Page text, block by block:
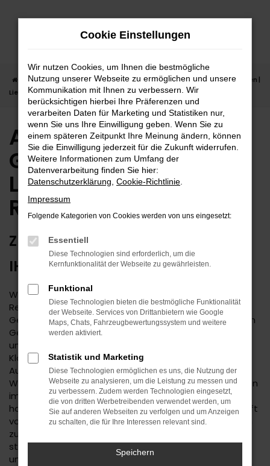
Zum
Startseite Reutlingen Audi Audi Q3
Audi Q3 Gebrauchtwagen |
Lieferservice nach Reutlingen
Audi Q3
Gebrauchtwagen |
Lieferservice nach
Reutlingen
ZUVERLÄSSIG FÜR REUTLINGEN –
IHR AUDI Q3 GEBRAUCHTWAGEN
Wenn Sie einen zuverlässigen Mobilitätspartner für
Reutlingen suchen, empfehlen wir Ihnen einen Audi Q3
Gebrauchtwagen. Dieses Modell hat in jeder bisherigen
Generation seine Langlebigkeit unter Beweis gestellt
und befindet sich längst auf dem Weg zu einem
Klassiker. Kennzeichnend ist das hohe
Ausstattungslevel sowie die Effizienz der Motoren.
Wenn Sie Ihren Audi Q3 Gebrauchtwagen für Reutlingen
im Autohaus Daub kaufen, profitieren Sie von unseren
hohen Qualitätsmaßstäben. Jedes Fahrzeug unterläuft
vor dem Verkauf eine Fülle an Tests. Wir sind erst dann
zufrieden, wenn keinerlei Mängel mehr existieren und
stellen dies durch die hohe Kompetenz und Erfahrung
unserer Kfz-Meisterwerkstatt sicher.
Cookie Einstellungen
Wir nutzen Cookies, um Ihnen die bestmögliche
Nutzung unserer Webseite zu ermöglichen und unsere
Kommunikation mit Ihnen zu verbessern. Wir
berücksichtigen hierbei Ihre Präferenzen und
verarbeiten Daten für Marketing und Statistiken nur,
wenn Sie uns Ihre Einwilligung geben. Wenn Sie zu
einem späteren Zeitpunkt Ihre Meinung ändern, können
Sie die Einwilligung jederzeit für die Zukunft widerrufen.
Weitere Informationen zum Umfang der
Datenverarbeitung finden Sie hier:
Datenschutzerklärung Cookie-Richtlinie
Impressum
Folgende Kategorien von Cookies werden von uns eingesetzt:
Essentiell
Diese Technologien sind erforderlich, um die
Kernfunktionalität der Webseite zu gewährleisten.
Funktional
Diese Technologien bieten die bestmögliche Funktionalität
der Webseite. Services von Drittanbietern wie Google
Maps, Chats, Fahrzeugbewertungssystem und weitere
werden aktiviert.
Statistik und Marketing
Diese Technologien ermöglichen es uns, die Nutzung der
Webseite zu analysieren, um die Leistung zu messen und
zu verbessern. Zudem werden Technologien eingesetzt,
die von dritten Werbetreibenden verwendet werden, um
Sie auf anderen Webseiten zu verfolgen und um Anzeigen
zu schalten, die für Ihre Interessen relevant sind.
Speichern